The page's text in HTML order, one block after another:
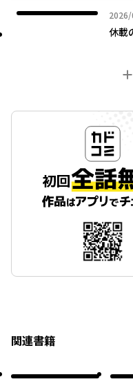
2026
休載
関連書籍